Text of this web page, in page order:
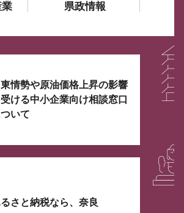
県政情報
されるスライダーがあります。
情勢や原油価格上昇の影響
ける中小企業向け相談窓口
いて
さと納税なら、奈良